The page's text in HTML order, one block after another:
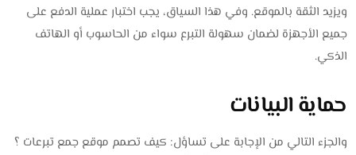
ويزيد الثقة بالموقع. وفي هذا السياق، يجب اختبار عملية الدفع على
جميع الأجهزة لضمان سهولة التبرع سواء من الحاسوب أو الهاتف
الذكي.
حماية البيانات
والجزء التالي من الإجابة على تساؤل: كيف تصمم موقع جمع تبرعات ؟